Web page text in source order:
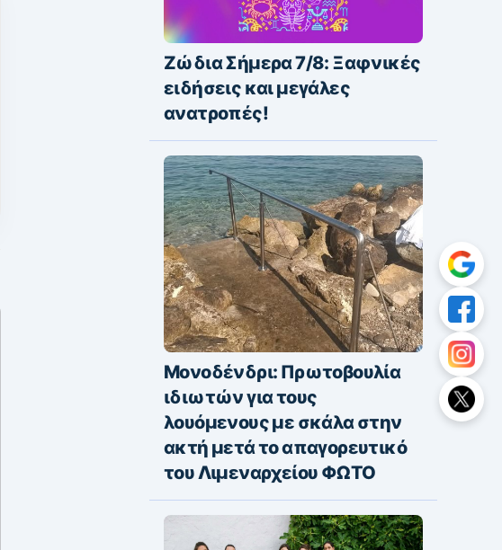
Ζώδια Σήμερα 7/8: Ξαφνικές
ειδήσεις και μεγάλες
ανατροπές!
Μονοδένδρι: Πρωτοβουλία
ιδιωτών για τους
λουόμενους με σκάλα στην
ακτή μετά το απαγορευτικό
του Λιμεναρχείου ΦΩΤΟ